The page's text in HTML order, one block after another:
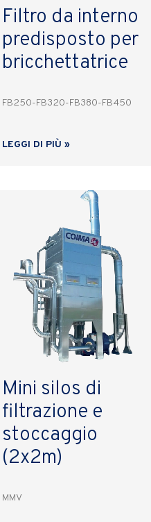
Filtro da interno
predisposto per
bricchettatrice
FB250-FB320-FB380-FB450
LEGGI DI PIÙ »
Mini silos di
filtrazione e
stoccaggio
(2x2m)
MMV